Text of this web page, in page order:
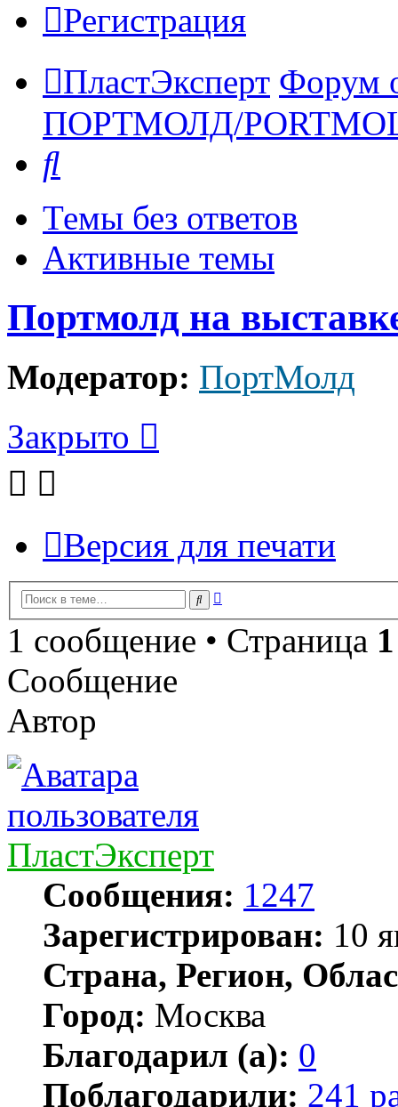
Регистрация
ПластЭксперт Форум
ПОРТМОЛД/
Темы без ответов
Активные темы
Портмолд на
Модератор: ПортМолд
Закрыто
Версия для печати
Поиск
1 сообщение • Страница 1
Сообщение
Автор
ПластЭксперт
Сообщения: 1247
Зарегистрирован: 10
Страна, Регион,
Город: Москва
Благодарил (а): 0
Поблагодарили: 241